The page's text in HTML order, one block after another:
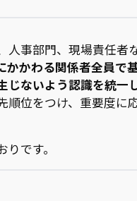
人事部門、現場責任者
かかわる関係者全員で
じないよう認識を統一
順位をつけ、重要度に
です。